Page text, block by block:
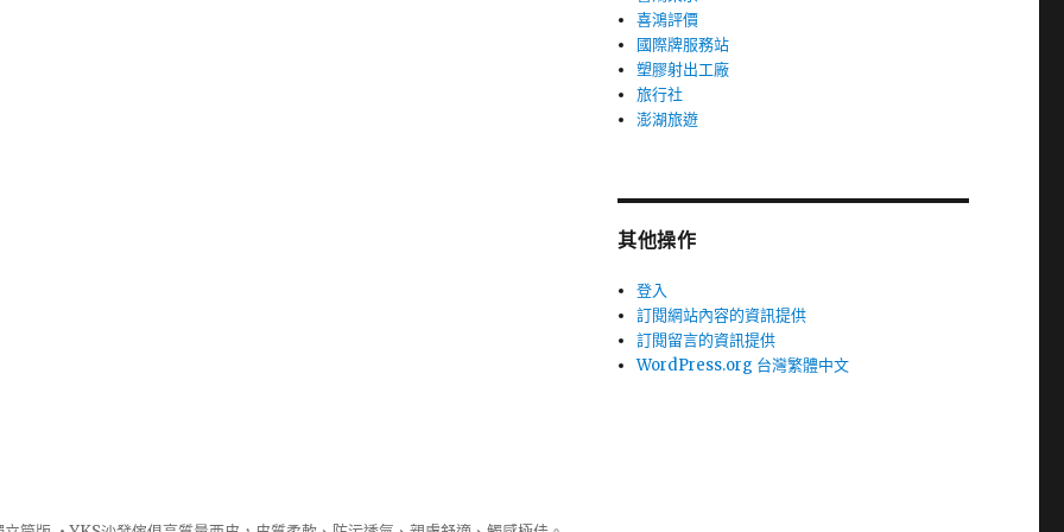
喜鴻評價
國際牌服務站
塑膠射出工廠
旅行社
澎湖旅遊
其他操作
登入
訂閱網站內容的資訊提供
訂閱留言的資訊提供
WordPress.org 台灣繁體中文